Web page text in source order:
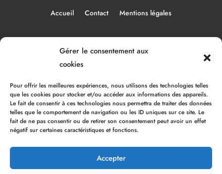
Gérer le consentement aux
cookies
Pour offrir les meilleures expériences, nous utilisons des technologies telles
que les cookies pour stocker et/ou accéder aux informations des appareils.
Le fait de consentir à ces technologies nous permettra de traiter des données
telles que le comportement de navigation ou les ID uniques sur ce site. Le
fait de ne pas consentir ou de retirer son consentement peut avoir un effet
négatif sur certaines caractéristiques et fonctions.
Accepter
Accueil Contact Mentions légales
RÉALISATION